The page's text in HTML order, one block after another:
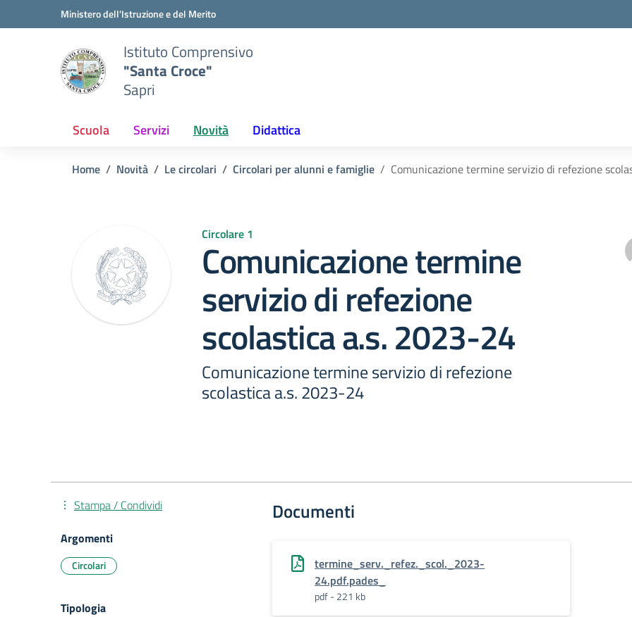
Vai ai contenuti
Vai al menu di navigazioneMinistero dell'Istruzione e del Merito
Istituto Comprensivo
"Santa Croce"
Sapri
Scuola Servizi Novità Didattica
Home Novità Le circolari Circolari per alunni e famiglie Comunicazione termine servizio di refezione
Circolare 1
Comunicazione termine
servizio di refezione
scolastica a.s. 2023-24
Comunicazione termine servizio di refezione
scolastica a.s. 2023-24
Documenti
termine_serv._refez._scol._2023-
24.pdf.pades_
pdf - 221 kb
Stampa / Condividi
Argomenti
Circolari
Tipologia